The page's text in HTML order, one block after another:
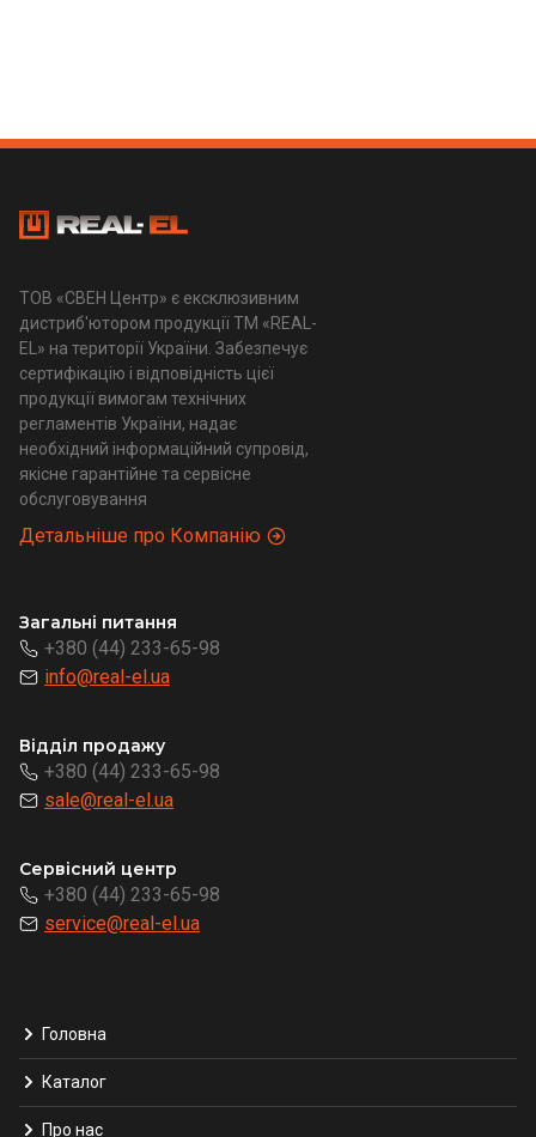
ТОВ «СВЕН Центр» є ексклюзивним
дистриб'ютором продукції ТМ «REAL-
EL» на території України. Забезпечує
сертифікацію і відповідність цієї
продукції вимогам технічних
регламентів України, надає
необхідний інформаційний супровід,
якісне гарантійне та сервісне
обслуговування
Детальніше про Компанію
Загальні питання
+380 (44) 233-65-98
info@real-el.ua
Відділ продажу
+380 (44) 233-65-98
sale@real-el.ua
Сервісний центр
+380 (44) 233-65-98
service@real-el.ua
Головна
Каталог
Про нас